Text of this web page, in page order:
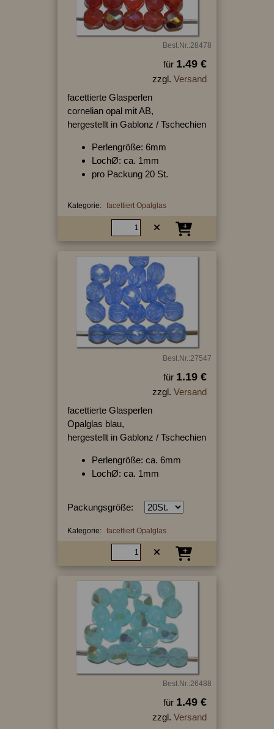
Best.Nr.:28478
für 1.49 €
zzgl. Versand
facettierte Glasperlen
cornelian opal mit AB,
hergestellt in Gablonz / Tschechien
Perlengröße: 6mm
LochØ: ca. 1mm
pro Packung 20 St.
Kategorie: facettiert Opalglas
Best.Nr.:27547
für 1.19 €
zzgl. Versand
facettierte Glasperlen
Opalglas blau,
hergestellt in Gablonz / Tschechien
Perlengröße: ca. 6mm
LochØ: ca. 1mm
Packungsgröße:
Kategorie: facettiert Opalglas
Best.Nr.:26488
für 1.49 €
zzgl. Versand